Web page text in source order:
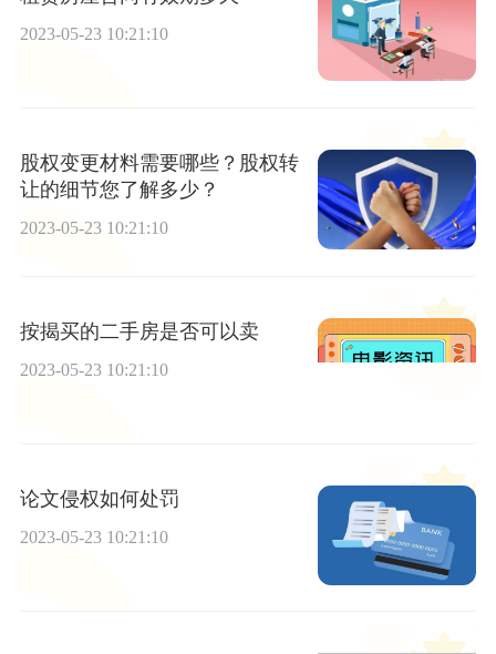
2023-05-23 10:21:10
股权变更材料需要哪些？股权转
让的细节您了解多少？
2023-05-23 10:21:10
按揭买的二手房是否可以卖
2023-05-23 10:21:10
论文侵权如何处罚
2023-05-23 10:21:10